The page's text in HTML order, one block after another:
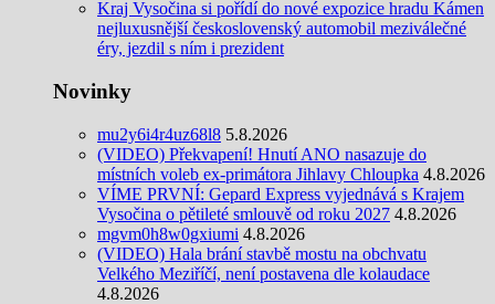
Kraj Vysočina si pořídí do nové expozice hradu Kámen
nejluxusnější československý automobil meziválečné
éry, jezdil s ním i prezident
Novinky
mu2y6i4r4uz68l8 5.8.2026
(VIDEO) Překvapení! Hnutí ANO nasazuje do
místních voleb ex-primátora Jihlavy Chloupka 4.8.2026
VÍME PRVNÍ: Gepard Express vyjednává s Krajem
Vysočina o pětileté smlouvě od roku 2027 4.8.2026
mgvm0h8w0gxiumi 4.8.2026
(VIDEO) Hala brání stavbě mostu na obchvatu
Velkého Meziříčí, není postavena dle kolaudace
4.8.2026